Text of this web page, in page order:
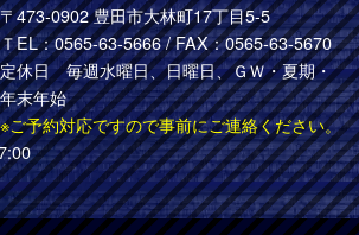
〒473-0902 豊田市大林町17丁目5-5
ＴEL：0565-63-5666/ FAX：0565-63-5670
定休日 毎週水曜日、日曜日、ＧＷ・夏期・
年末年始
※ご予約対応ですので事前にご連絡ください。